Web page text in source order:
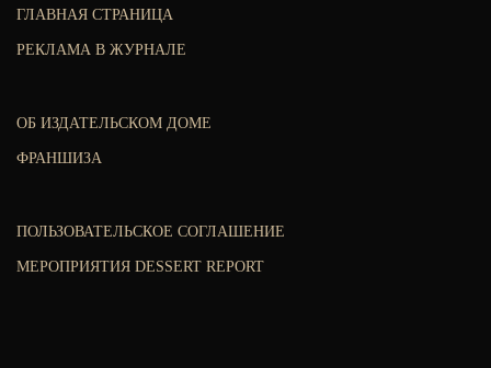
ГЛАВНАЯ СТРАНИЦА
РЕКЛАМА В ЖУРНАЛЕ
ОБ ИЗДАТЕЛЬСКОМ ДОМЕ
ФРАНШИЗА
ПОЛЬЗОВАТЕЛЬСКОЕ СОГЛАШЕНИЕ
МЕРОПРИЯТИЯ DESSERT REPORT